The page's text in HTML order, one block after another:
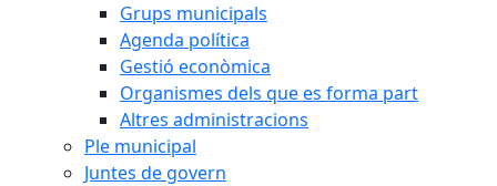
Grups municipals
Agenda política
Gestió econòmica
Organismes dels que es forma part
Altres administracions
Ple municipal
Juntes de govern